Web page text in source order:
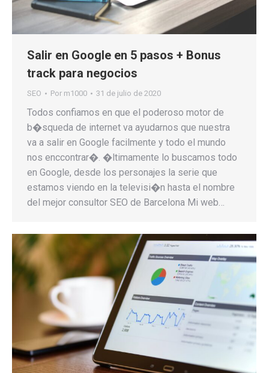
Salir en Google en 5 pasos + Bonus
track para negocios
SEO Por m1000 31 de julio de 2020
Todos confiamos en que el poderoso motor de
b�squeda de internet va ayudarnos que nuestra
va a salir en Google facilmente y todo el mundo
nos enccontrar�. �ltimamente lo buscamos todo
en Google, desde los personajes la serie que
estamos viendo en la televisi�n hasta el nombre
del mejor consultor SEO de Barcelona Mi web…